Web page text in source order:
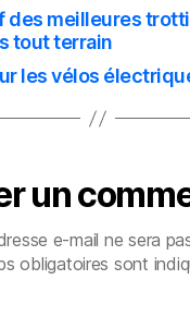
des meilleures
tout terrain
les vélos
un
e-mail ne sera
obligatoires sont